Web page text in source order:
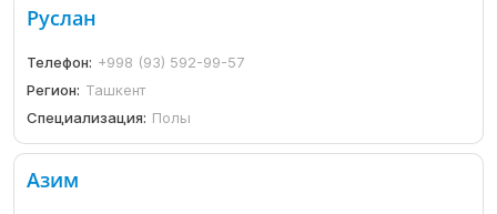
Руслан
Телефон: +998 (93) 592-99-57
Регион: Ташкент
Специализация: Полы
Азим